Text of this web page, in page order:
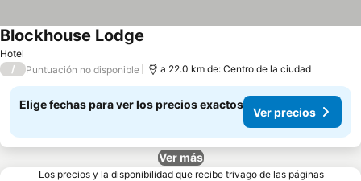
Hotel
Blockhouse Lodge
/ Puntuación no disponible a 22.0 km de: Centro de la ciudad
Elige fechas para ver los precios exactos
Ver precios
Ver más
Los precios y la disponibilidad que recibe trivago de las páginas